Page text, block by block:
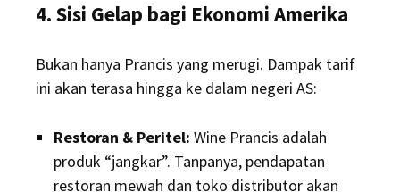
4. Sisi Gelap bagi Ekonomi Amerika
Bukan hanya Prancis yang merugi. Dampak tarif
ini akan terasa hingga ke dalam negeri AS:
Restoran & Peritel: Wine Prancis adalah
produk “jangkar”. Tanpanya, pendapatan
restoran mewah dan toko distributor akan